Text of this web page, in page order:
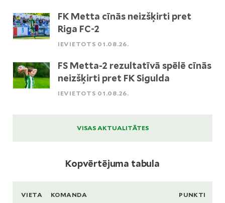
FK Metta cīnās neizšķirti pret
Riga FC-2
IEVIETOTS 01.08.26.
FS Metta-2 rezultatīvā spēlē cīnās
neizšķirti pret FK Sigulda
IEVIETOTS 01.08.26.
VISAS AKTUALITĀTES
Kopvērtējuma tabula
VIETA KOMANDA PUNKTI